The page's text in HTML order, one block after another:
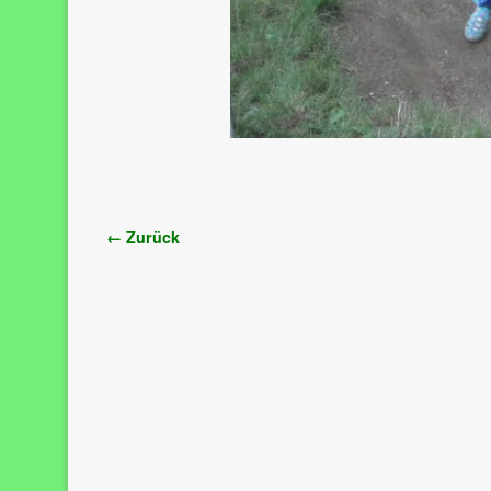
Bilder-Navigation
← Zurück